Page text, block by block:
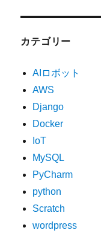
カテゴリー
AIロボット
AWS
Django
Docker
IoT
MySQL
PyCharm
python
Scratch
wordpress